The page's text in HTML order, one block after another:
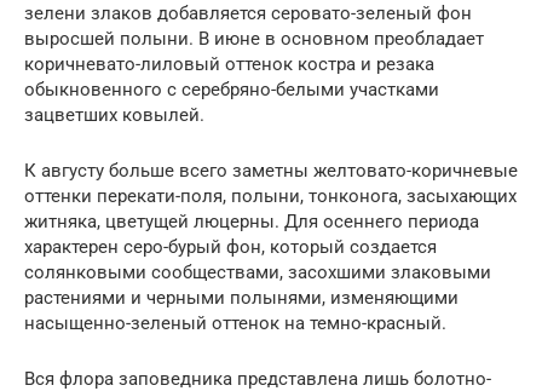
зелени злаков добавляется серовато-зеленый фон
выросшей полыни. В июне в основном преобладает
коричневато-лиловый оттенок костра и резака
обыкновенного с серебряно-белыми участками
зацветших ковылей.
К августу больше всего заметны желтовато-коричневые
оттенки перекати-поля, полыни, тонконога, засыхающих
житняка, цветущей люцерны. Для осеннего периода
характерен серо-бурый фон, который создается
солянковыми сообществами, засохшими злаковыми
растениями и черными полынями, изменяющими
насыщенно-зеленый оттенок на темно-красный.
Вся флора заповедника представлена лишь болотно-